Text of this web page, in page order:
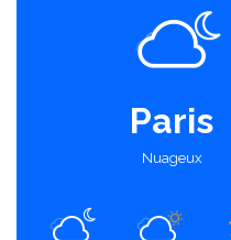
Paris
Nuageux